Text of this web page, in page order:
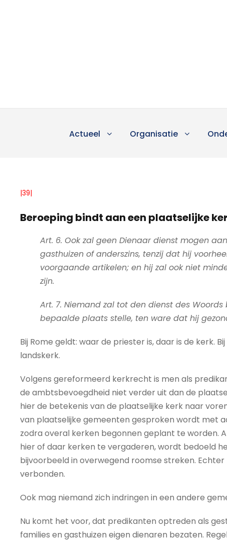
Actueel Organisatie
|39|
Beroeping bindt aan een plaatselijke
Art. 6. Ook zal geen Dienaar dienst mogen
gasthuizen of anderszins, tenzij dat hij
voorgaande artikelen; en hij zal ook niet
zijn.
Art. 7. Niemand zal tot den dienst des
bepaalde plaats stelle, ten ware dat hij
Bij Rome geldt: waar de priester is, daar is de kerk.
landskerk.
Volgens gereformeerd kerkrecht is men als
de ambtsbevoegdheid niet verder uit dan de
hier de betekenis van de plaatselijke kerk naar
van plaatselijke gemeenten gesproken wordt
zodra overal kerken begonnen geplant te worden.
hier of daar kerken te vergaderen, wordt bedoeld
bijvoorbeeld in overwegend roomse streken.
verbonden.
Ook mag niemand zich indringen in een andere
Nu komt het voor, dat predikanten optreden als
families en gasthuizen eigen dienaren bezaten.